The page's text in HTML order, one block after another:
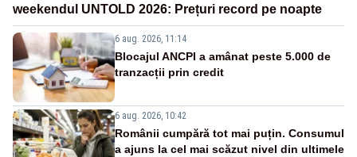
weekendul UNTOLD 2026: Prețuri record pe noapte
6 aug. 2026, 11:14
Blocajul ANCPI a amânat peste 5.000 de
tranzacții prin credit
6 aug. 2026, 10:42
Românii cumpără tot mai puțin. Consumul
a ajuns la cel mai scăzut nivel din ultimele